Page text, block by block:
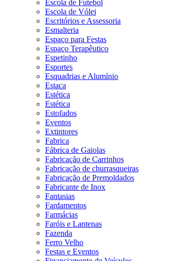
Escola de Futebol
Escola de Vólei
Escritórios e Assessoria
Esmalteria
Espaço para Festas
Espaço Terapêutico
Espetinho
Esportes
Esquadrias e Alumínio
Estaca
Estética
Estética
Estofados
Eventos
Extintores
Fabrica
Fábrica de Gaiolas
Fabricação de Carrinhos
Fabricação de churrasqueiras
Fabricação de Premoldados
Fabricante de Inox
Fantasias
Fardamentos
Farmácias
Faróis e Lantenas
Fazenda
Ferro Velho
Festas e Eventos